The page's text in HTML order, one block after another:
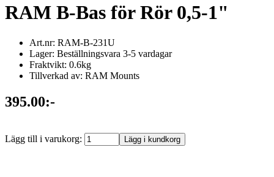
RAM B-Bas för Rör 0,5-1"
Art.nr: RAM-B-231U
Lager: Beställningsvara 3-5 vardagar
Fraktvikt: 0.6kg
Tillverkad av: RAM Mounts
395.00:-
Lägg till i varukorg: